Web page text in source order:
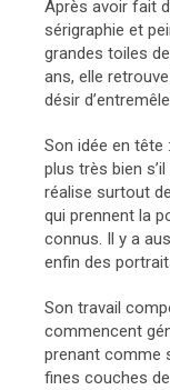
Après avoir fait
sérigraphie et
grandes toiles
ans, elle
désir
Son idée en tête
plus très bien
réalise surtout
qui prennent la
connus. Il y a
enfin des
Son travail
commencent
prenant comme
fines couches